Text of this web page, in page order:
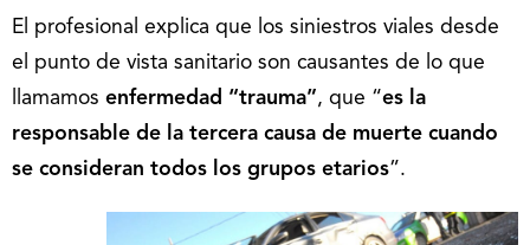
El profesional explica que los siniestros viales desde
el punto de vista sanitario son causantes de lo que
llamamos enfermedad “trauma”, que “es la
responsable de la tercera causa de muerte cuando
se consideran todos los grupos etarios”.